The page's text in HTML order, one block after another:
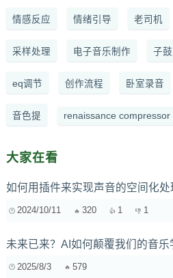
情感反应 情绪引导 老司机
采样处理 电子音乐制作 子
eq调节 创作流程 卧室录音
音色提 renaissance compressor
大家在看
如何用插件来实现声音的空间化处
2024/10/11 320 1 1
未来已来？AI如何颠覆我们的音乐
2025/8/3 579